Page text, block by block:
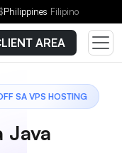
Philippines Filipino
AREA
SA VPS HOSTING
Java